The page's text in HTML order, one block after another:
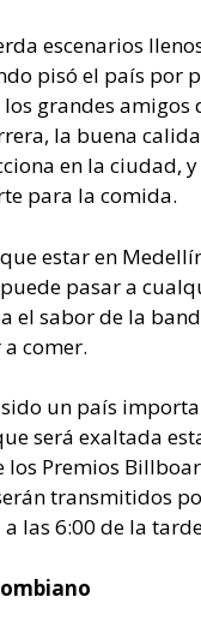
escenarios
pisó el país por
grandes amigos
la buena
en la ciudad,
para la comida.
estar en
pasar a
el sabor de la
comer.
un país
será exaltada
los Premios
transmitidos
las 6:00 de la